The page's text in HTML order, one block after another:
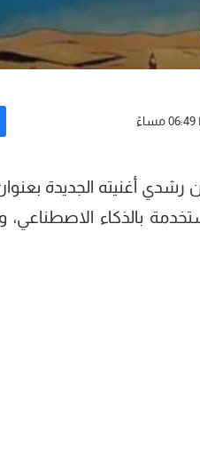
رشدي أغنيته الجديدة
بالذكاء الاصطناعي،